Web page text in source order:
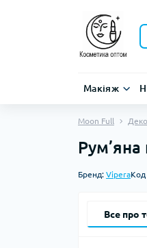
Макіяж
Moon Full
Бренд: ViperaКод
Все про